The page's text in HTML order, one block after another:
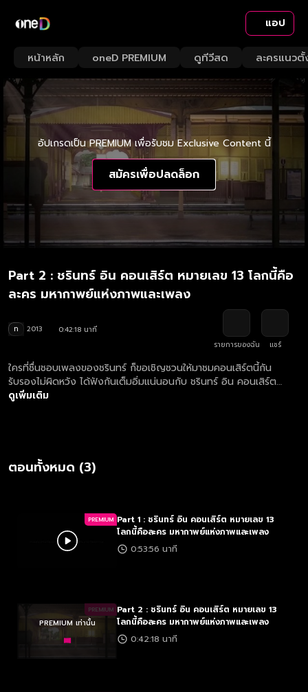
แอป
หน้าหลัก oneD PREMIUM ดูทีวีสด ละครแนวตั้
อัปเกรดเป็น PREMIUM เพื่อรับชม Exclusive Content นี้
สมัครเพื่อปลดล็อก
Part 2 : ชรินทร์ อิน คอนเสิร์ต หมายเลข 13 โลกนี้คือ
ละคร มหากาพย์แห่งภาพและเพลง
ท 2013
0:42:18 นาที
รายการของฉัน
แชร์
ใครที่ชื่นชอบเพลงของชรินทร์ ก็ขอเชิญชวนให้มาชมคอนเสิร์ตนี้กัน
รับรองไม่ผิดหวัง ได้ฟังกันเต็มอิ่มแน่นอนกับ ชรินทร์ อิน คอนเสิร์ต
หมายเลข 13 โลกนี้คือละคร มหากาพย์แห่งภาพและเพลง มาร่วมชื่นชม
อดีตมาจนถึงปัจจุบัน
ดูเพิ่มเติม
ตอนทั้งหมด (3)
PREMIUM Part 1 : ชรินทร์ อิน คอนเสิร์ต หมายเลข 13
โลกนี้คือละคร มหากาพย์แห่งภาพและเพลง
0:53:56 นาที
PREMIUM
PREMIUM เท่านั้น
Part 2 : ชรินทร์ อิน คอนเสิร์ต หมายเลข 13
โลกนี้คือละคร มหากาพย์แห่งภาพและเพลง
0:42:18 นาที